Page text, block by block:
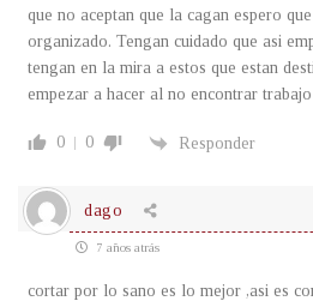
que no aceptan que la cagan espero
organizado. Tengan cuidado que asi
tengan en la mira a estos que estan
empezar a hacer al no encontrar trabajo
0 0 Responder
dago
7 años atrás
cortar por lo sano es lo mejor ,asi es